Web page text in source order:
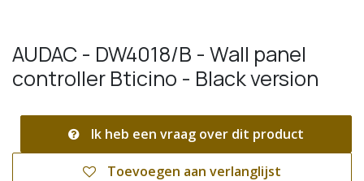
AUDAC - DW4018/B - Wall panel
controller Bticino - Black version
Ik heb een vraag over dit product
Toevoegen aan verlanglijst